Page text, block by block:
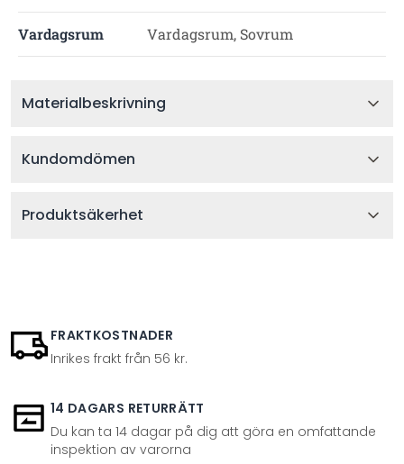
Vardagsrum Vardagsrum, Sovrum
Materialbeskrivning
Kundomdömen
Produktsäkerhet
FRAKTKOSTNADER
Inrikes frakt från 56 kr.
14 DAGARS RETURRÄTT
Du kan ta 14 dagar på dig att göra en omfattande
inspektion av varorna